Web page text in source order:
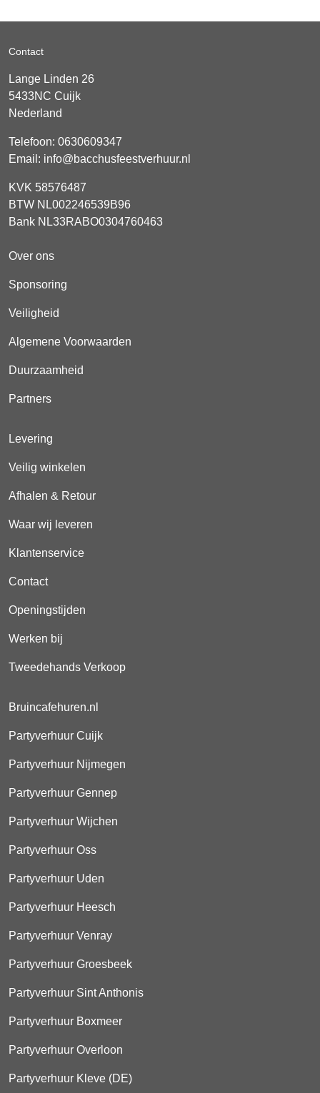
Contact
Lange Linden 26
5433NC Cuijk
Nederland
Telefoon: 0630609347
Email: info@bacchusfeestverhuur.nl
KVK 58576487
BTW NL002246539B96
Bank NL33RABO0304760463
Over ons
Sponsoring
Veiligheid
Algemene Voorwaarden
Duurzaamheid
Partners
Levering
Veilig winkelen
Afhalen & Retour
Waar wij leveren
Klantenservice
Contact
Openingstijden
Werken bij
Tweedehands Verkoop
Bruincafehuren.nl
Partyverhuur Cuijk
Partyverhuur Nijmegen
Partyverhuur Gennep
Partyverhuur Wijchen
Partyverhuur Oss
Partyverhuur Uden
Partyverhuur Heesch
Partyverhuur Venray
Partyverhuur Groesbeek
Partyverhuur Sint Anthonis
Partyverhuur Boxmeer
Partyverhuur Overloon
Partyverhuur Kleve (DE)